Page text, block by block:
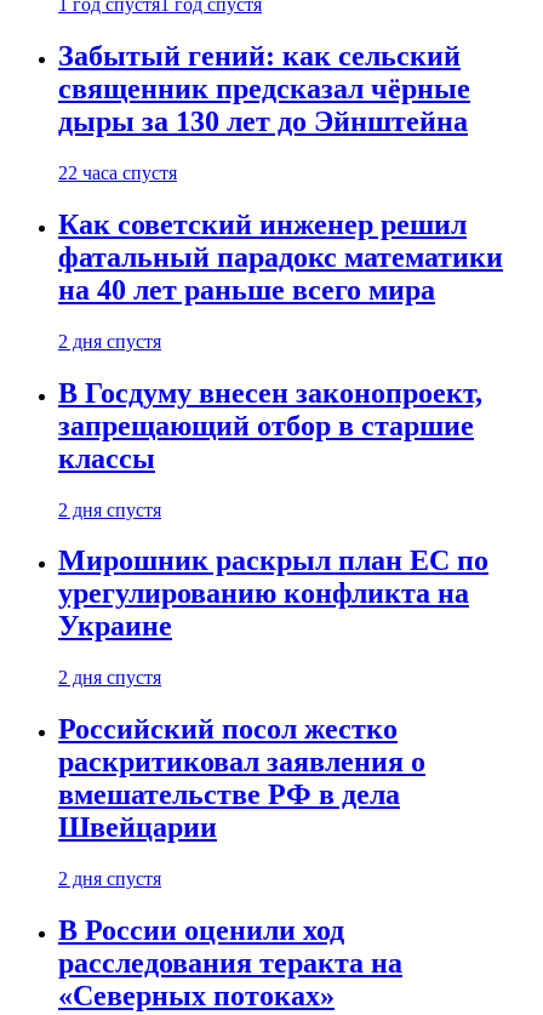
1 год спустя 1 год спустя
Забытый гений: как сельский
священник предсказал чёрные
дыры за 130 лет до Эйнштейна
22 часа спустя
Как советский инженер решил
фатальный парадокс математики
на 40 лет раньше всего мира
2 дня спустя
В Госдуму внесен законопроект,
запрещающий отбор в старшие
классы
2 дня спустя
Мирошник раскрыл план ЕС по
урегулированию конфликта на
Украине
2 дня спустя
Российский посол жестко
раскритиковал заявления о
вмешательстве РФ в дела
Швейцарии
2 дня спустя
В России оценили ход
расследования теракта на
«Северных потоках»